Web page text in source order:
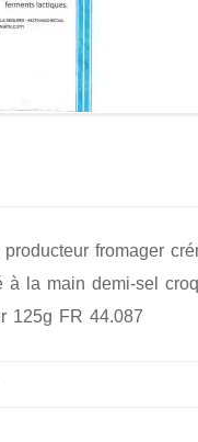
producteur fromager
à la main demi-sel
125g FR 44.087